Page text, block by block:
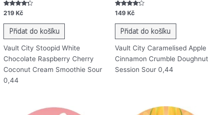
Hodnocení
4.06
z 5
219Kč
Přidat do košíku
Vault City Stoopid White
Chocolate Raspberry Cherry
Coconut Cream Smoothie Sour
0,44
Hodnocení
4.01
z 5
149 Kč
Přidat do košíku
Vault City Caramelised Apple
Cinnamon Crumble Doughnut
Session Sour 0,44